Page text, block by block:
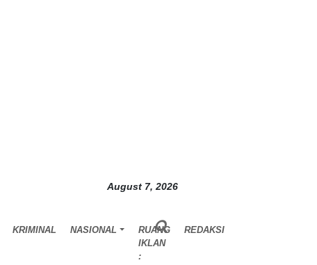
August 7, 2026
KRIMINAL NASIONAL
RUANG
IKLAN
:
REDAKSI